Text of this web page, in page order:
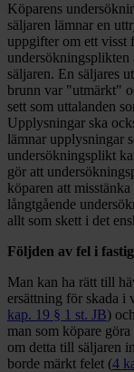
Köparens
säljaren lämnar en
uppgifter om ett visst
säljaren. En säljares
brunn var "utmärkt"
sett som uttalanden
Upplysningar ska
lämnar upplysningar
undersökningsplikt
gör att
köparen att
långtgående
allt som skett i det
Följden av fel i
Man kan ha rätt till
ersättning för skada i
kap. 19 § 1 st. JB)
man som köpare
om detta till säljaren
borde märkt felet (4